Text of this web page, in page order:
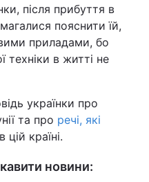
після прибуття в
пояснити їй,
приладами, бо
техніки в житті не
українки про
та про речі, які
в цій країні.
новини: